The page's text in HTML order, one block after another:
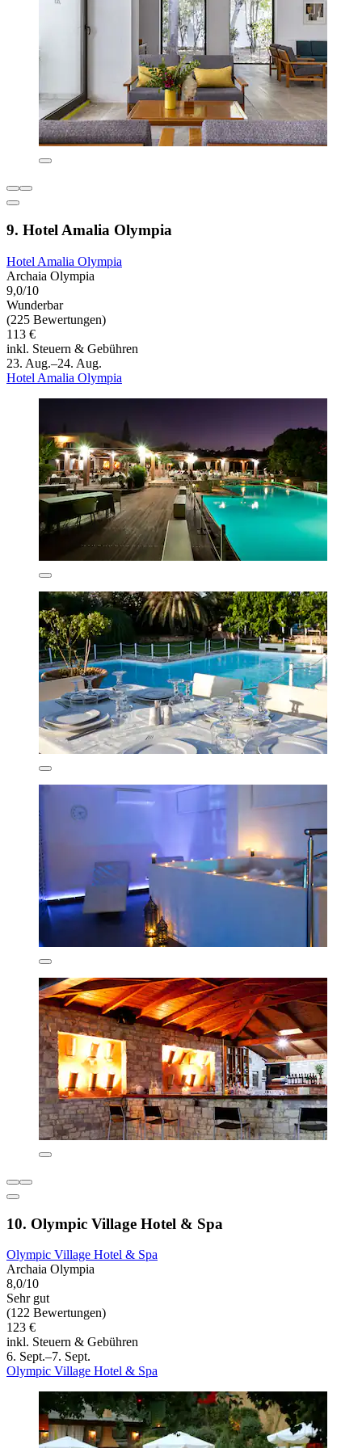
9. Hotel Amalia Olympia
Hotel Amalia Olympia
Archaia Olympia
9,0/10
Wunderbar
(225 Bewertungen)
113 €
inkl. Steuern & Gebühren
23. Aug.–24. Aug.
Hotel Amalia Olympia
10. Olympic Village Hotel & Spa
Olympic Village Hotel & Spa
Archaia Olympia
8,0/10
Sehr gut
(122 Bewertungen)
123 €
inkl. Steuern & Gebühren
6. Sept.–7. Sept.
Olympic Village Hotel & Spa